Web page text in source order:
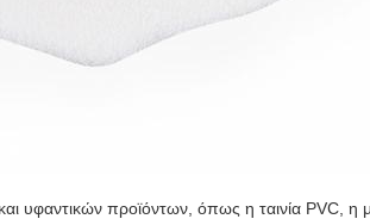
υφαντικών προϊόντων, όπως η ταινία PVC, η